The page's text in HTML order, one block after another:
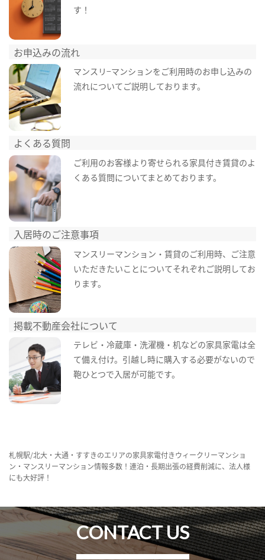
す！
お申込みの流れ
マンスリ−マンションをご利用時のお申し込みの
流れについてご説明しております。
よくある質問
ご利用のお客様より寄せられる家具付き賃貸のよ
くある質問についてまとめております。
入居時のご注意事項
マンスリーマンション・賃貸のご利用時、ご注意
いただきたいことについてそれぞれご説明してお
ります。
掲載不動産会社について
テレビ・冷蔵庫・洗濯機・机などの家具家電は全
て備え付け。引越し時に購入する必要がないので
鞄ひとつで入居が可能です。
札幌駅/北大・大通・すすきのエリアの家具家電付きウィークリーマンショ
ン・マンスリーマンション情報多数！連泊・長期出張の経費削減に、法人様
にも大好評！
CONTACT US